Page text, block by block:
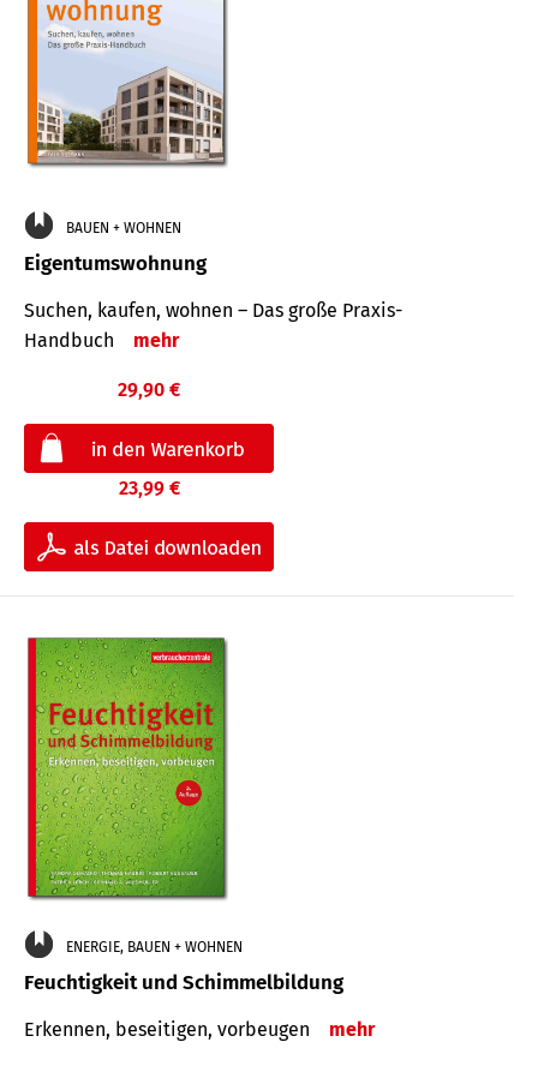
BAUEN + WOHNEN
Eigentumswohnung
Suchen, kaufen, wohnen – Das große Praxis-
Handbuch
mehr
29,90 €
23,99 €
ENERGIE, BAUEN + WOHNEN
Feuchtigkeit und Schimmelbildung
Erkennen, beseitigen, vorbeugen mehr